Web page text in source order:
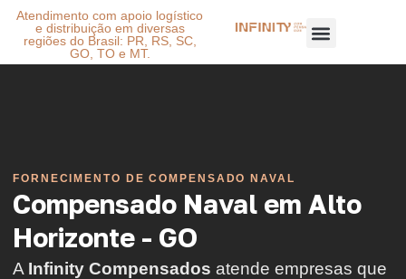
Atendimento com apoio logístico
e distribuição em diversas
regiões do Brasil: PR, RS, SC,
GO, TO e MT.
FORNECIMENTO DE COMPENSADO NAVAL
Compensado Naval em Alto
Horizonte - GO
A Infinity Compensados atende empresas que